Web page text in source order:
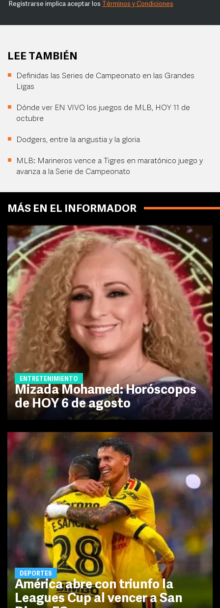
Registrarse implica aceptar los Términos y Condiciones
LEE TAMBIÉN
Definidas las Series de Campeonato en las Grandes
Ligas
Dónde ver EN VIVO los juegos de MLB, HOY 11 de
octubre
Dodgers, entre la angustia y la gloria
MLB: Marineros vence a Tigres en maratónico juego y
avanza a la Serie de Campeonato
MÁS EN EL INFORMADOR
ENTRETENIMIENTO
Mizada Mohamed: Horóscopos
de HOY 6 de agosto
DEPORTES
América abre con triunfo la
Leagues Cup al vencer a San